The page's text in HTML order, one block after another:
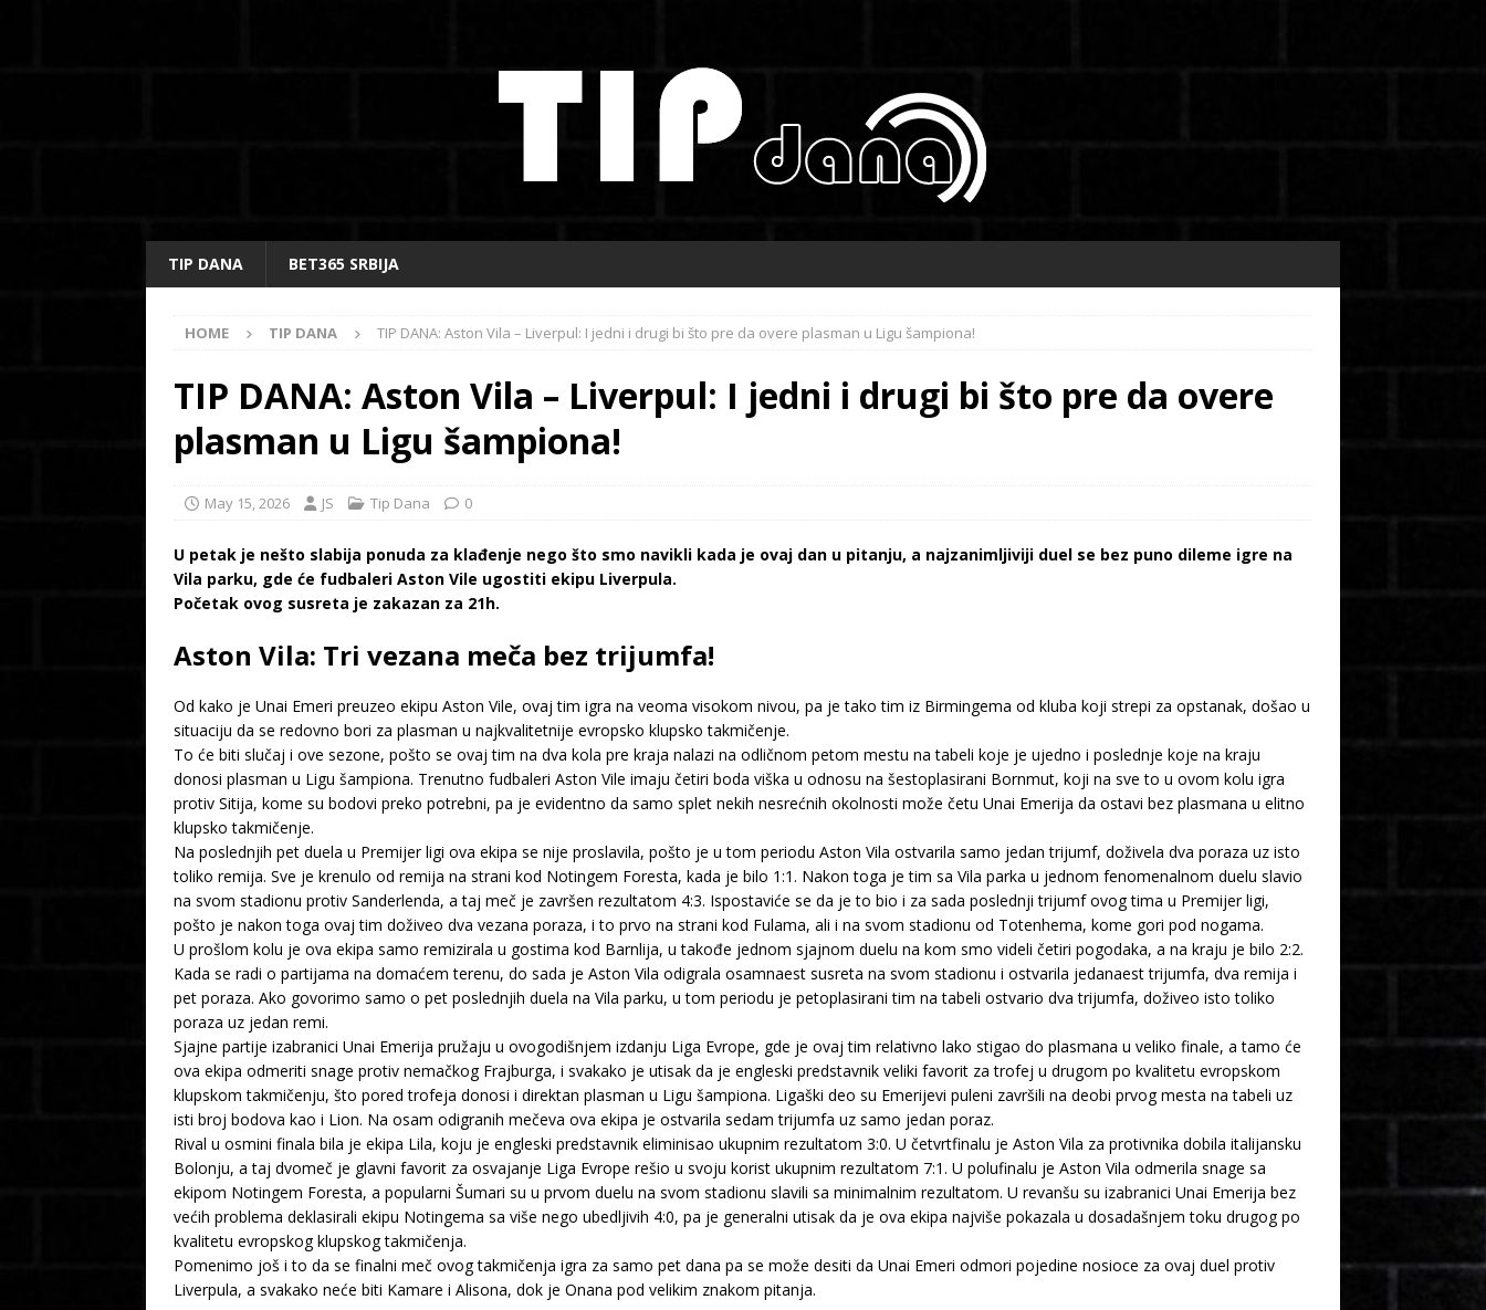
TIP DANA BET365 SRBIJA
HOME TIP DANA TIP DANA: Aston Vila – Liverpul: I jedni i drugi bi što pre da overe plasman u Ligu šampiona!
TIP DANA: Aston Vila – Liverpul: I jedni i drugi bi što pre da overe
plasman u Ligu šampiona!
May 15, 2026 JS Tip Dana 0
U petak je nešto slabija ponuda za klađenje nego što smo navikli kada je ovaj dan u pitanju, a najzanimljiviji duel se bez puno dileme igre na
Vila parku, gde će fudbaleri Aston Vile ugostiti ekipu Liverpula.
Početak ovog susreta je zakazan za 21h.
Aston Vila: Tri vezana meča bez trijumfa!
Od kako je Unai Emeri preuzeo ekipu Aston Vile, ovaj tim igra na veoma visokom nivou, pa je tako tim iz Birmingema od kluba koji strepi za opstanak, došao u
situaciju da se redovno bori za plasman u najkvalitetnije evropsko klupsko takmičenje.
To će biti slučaj i ove sezone, pošto se ovaj tim na dva kola pre kraja nalazi na odličnom petom mestu na tabeli koje je ujedno i poslednje koje na kraju
donosi plasman u Ligu šampiona. Trenutno fudbaleri Aston Vile imaju četiri boda viška u odnosu na šestoplasirani Bornmut, koji na sve to u ovom kolu igra
protiv Sitija, kome su bodovi preko potrebni, pa je evidentno da samo splet nekih nesrećnih okolnosti može četu Unai Emerija da ostavi bez plasmana u elitno
klupsko takmičenje.
Na poslednjih pet duela u Premijer ligi ova ekipa se nije proslavila, pošto je u tom periodu Aston Vila ostvarila samo jedan trijumf, doživela dva poraza uz isto
toliko remija. Sve je krenulo od remija na strani kod Notingem Foresta, kada je bilo 1:1. Nakon toga je tim sa Vila parka u jednom fenomenalnom duelu slavio
na svom stadionu protiv Sanderlenda, a taj meč je završen rezultatom 4:3. Ispostaviće se da je to bio i za sada poslednji trijumf ovog tima u Premijer ligi,
pošto je nakon toga ovaj tim doživeo dva vezana poraza, i to prvo na strani kod Fulama, ali i na svom stadionu od Totenhema, kome gori pod nogama.
U prošlom kolu je ova ekipa samo remizirala u gostima kod Barnlija, u takođe jednom sjajnom duelu na kom smo videli četiri pogodaka, a na kraju je bilo 2:2.
Kada se radi o partijama na domaćem terenu, do sada je Aston Vila odigrala osamnaest susreta na svom stadionu i ostvarila jedanaest trijumfa, dva remija i
pet poraza. Ako govorimo samo o pet poslednjih duela na Vila parku, u tom periodu je petoplasirani tim na tabeli ostvario dva trijumfa, doživeo isto toliko
poraza uz jedan remi.
Sjajne partije izabranici Unai Emerija pružaju u ovogodišnjem izdanju Liga Evrope, gde je ovaj tim relativno lako stigao do plasmana u veliko finale, a tamo će
ova ekipa odmeriti snage protiv nemačkog Frajburga, i svakako je utisak da je engleski predstavnik veliki favorit za trofej u drugom po kvalitetu evropskom
klupskom takmičenju, što pored trofeja donosi i direktan plasman u Ligu šampiona. Ligaški deo su Emerijevi puleni završili na deobi prvog mesta na tabeli uz
isti broj bodova kao i Lion. Na osam odigranih mečeva ova ekipa je ostvarila sedam trijumfa uz samo jedan poraz.
Rival u osmini finala bila je ekipa Lila, koju je engleski predstavnik eliminisao ukupnim rezultatom 3:0. U četvrtfinalu je Aston Vila za protivnika dobila italijansku
Bolonju, a taj dvomeč je glavni favorit za osvajanje Liga Evrope rešio u svoju korist ukupnim rezultatom 7:1. U polufinalu je Aston Vila odmerila snage sa
ekipom Notingem Foresta, a popularni Šumari su u prvom duelu na svom stadionu slavili sa minimalnim rezultatom. U revanšu su izabranici Unai Emerija bez
većih problema deklasirali ekipu Notingema sa više nego ubedljivih 4:0, pa je generalni utisak da je ova ekipa najviše pokazala u dosadašnjem toku drugog po
kvalitetu evropskog klupskog takmičenja.
Pomenimo još i to da se finalni meč ovog takmičenja igra za samo pet dana pa se može desiti da Unai Emeri odmori pojedine nosioce za ovaj duel protiv
Liverpula, a svakako neće biti Kamare i Alisona, dok je Onana pod velikim znakom pitanja.